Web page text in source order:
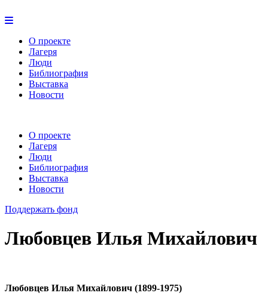
О проекте
Лагеря
Люди
Библиография
Выставка
Новости
О проекте
Лагеря
Люди
Библиография
Выставка
Новости
Поддержать фонд
Любовцев Илья Михайлович
Любовцев Илья Михайлович (1899-1975)